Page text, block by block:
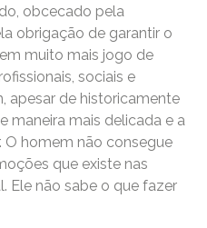
obcecado pela
obrigação de garantir o
muito mais jogo de
sociais e
apesar de historicamente
maneira mais delicada e a
O homem não consegue
que existe nas
Ele não sabe o que fazer